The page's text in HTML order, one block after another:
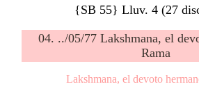
{SB 55} Lluv. 4 (27
04. ../05/77 Lakshmana, el
Rama
Lakshmana, el devoto